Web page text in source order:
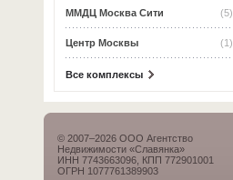
(5)
ММДЦ Москва Сити
(1)
Центр Москвы
Все комплексы
© 2007–2026 ООО Агентство
Недвижимости «Славянка»
ИНН 7743663096, КПП 772901001
ОГРН 1077761389903